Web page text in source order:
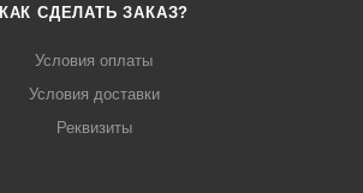
КАК СДЕЛАТЬ ЗАКАЗ?
Условия оплаты
Условия доставки
Реквизиты